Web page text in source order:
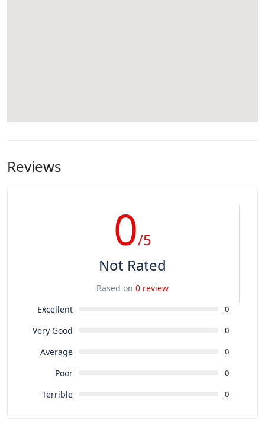
Reviews
0/5
Not Rated
Based on 0 review
Excellent
0
Very Good 0
Average 0
Poor 0
Terrible 0